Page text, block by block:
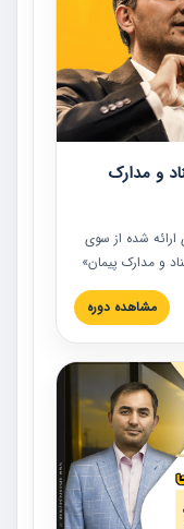
و مدارک
ارائه شده از سوی
و مدارک پیمان»
در این آموزش
بندی اسناد
ارائه شده است.
مشاهده دوره